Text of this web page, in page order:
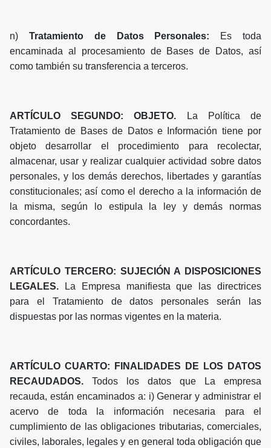
n) Tratamiento de Datos Personales:
Es toda
encaminada al procesamiento de Bases de Datos, así
como también su transferencia a terceros.
ARTÍCULO SEGUNDO: OBJETO.
La Política de
Tratamiento de Bases de Datos e Información tiene por
objeto desarrollar el procedimiento para recolectar,
almacenar, usar y realizar cualquier actividad sobre datos
personales, y los demás derechos, libertades y garantías
constitucionales; así como el derecho a la información de
la misma, según lo estipula la ley y demás normas
concordantes.
ARTÍCULO TERCERO: SUJECIÓN A DISPOSICIONES
LEGALES.
La Empresa manifiesta que las directrices
para el Tratamiento de datos personales serán las
dispuestas por las normas vigentes en la materia.
ARTÍCULO CUARTO: FINALIDADES DE LOS DATOS
RECAUDADOS. Todos los datos que La empresa
recauda, están encaminados a: i) Generar y administrar el
acervo de toda la información necesaria para el
cumplimiento de las obligaciones tributarias, comerciales,
civiles, laborales, legales y en general toda obligación que